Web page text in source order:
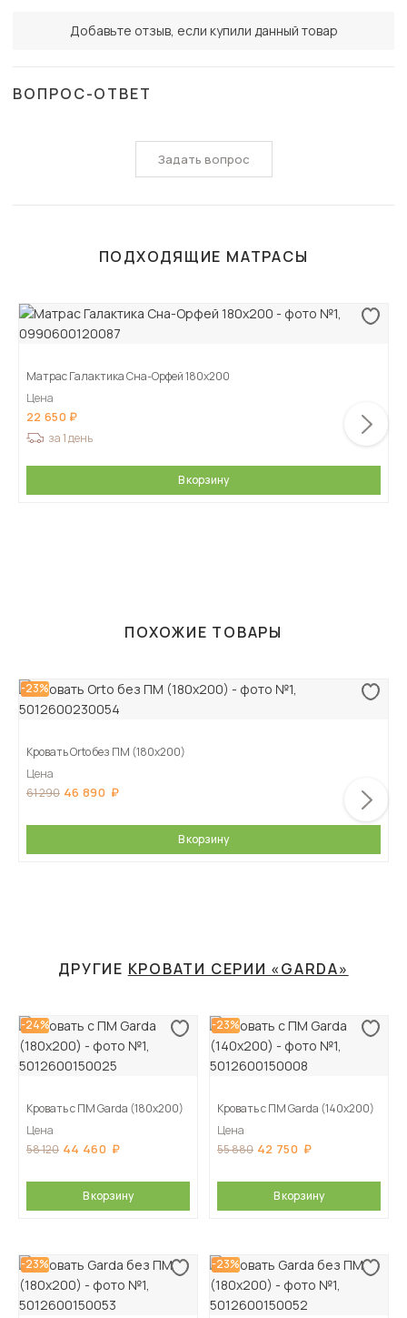
Добавьте отзыв, если купили данный товар
ВОПРОС-ОТВЕТ
Задать вопрос
ПОДХОДЯЩИЕ МАТРАСЫ
Матрас Галактика Сна-Орфей 180х200
Цена
22 650
за 1 день
В корзину
ПОХОЖИЕ ТОВАРЫ
-23%
Кровать Orto без ПМ (180х200)
Цена
61 290 46 890
В корзину
ДРУГИЕ КРОВАТИ СЕРИИ «GARDA»
-24%
Кровать с ПМ Garda (180х200)
Цена
58 120 44 460
В корзину
-23%
Кровать с ПМ Garda (140х200)
Цена
55 880 42 750
В корзину
-23% -23%